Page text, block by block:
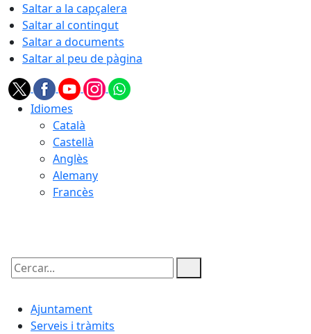
Saltar a la capçalera
Saltar al contingut
Saltar a documents
Saltar al peu de pàgina
Idiomes
Català
Castellà
Anglès
Alemany
Francès
Cercar:
Ajuntament
Serveis i tràmits